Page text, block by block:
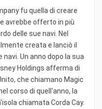
fu quella di creare
avrebbe offerto in più
delle sue navi. Nel
creata e lanciò il
Un anno dopo la sua
Holdings afferma di
che chiamano Magic
corso di quell'anno, la
chiamata Corda Cay.